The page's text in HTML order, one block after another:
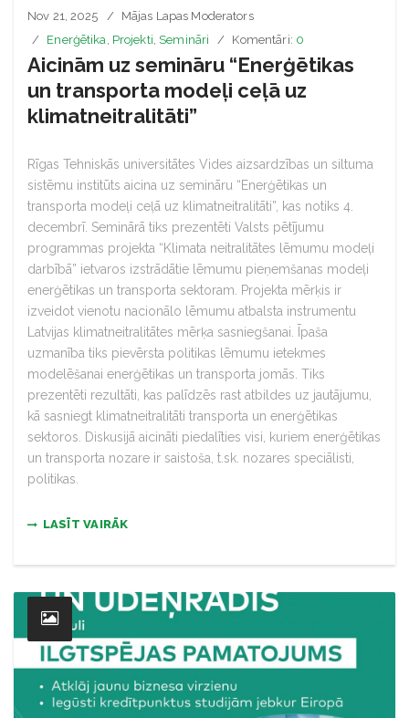
Nov 21, 2025
Mājas Lapas Moderators
Enerģētika Projekti Semināri Komentāri: 0
Aicinām uz semināru “Enerģētikas
un transporta modeļi ceļā uz
klimatneitralitāti”
Rīgas Tehniskās universitātes Vides aizsardzības un siltuma
sistēmu institūts aicina uz semināru “Enerģētikas un
transporta modeļi ceļā uz klimatneitralitāti”, kas notiks 4.
decembrī. Seminārā tiks prezentēti Valsts pētījumu
programmas projekta “Klimata neitralitātes lēmumu modeļi
darbībā” ietvaros izstrādātie lēmumu pieņemšanas modeļi
enerģētikas un transporta sektoram. Projekta mērķis ir
izveidot vienotu nacionālo lēmumu atbalsta instrumentu
Latvijas klimatneitralitātes mērķa sasniegšanai. Īpaša
uzmanība tiks pievērsta politikas lēmumu ietekmes
modelēšanai enerģētikas un transporta jomās. Tiks
prezentēti rezultāti, kas palīdzēs rast atbildes uz jautājumu,
kā sasniegt klimatneitralitāti transporta un enerģētikas
sektoros. Diskusijā aicināti piedalīties visi, kuriem enerģētikas
un transporta nozare ir saistoša, t.sk. nozares speciālisti,
politikas.
LASĪT VAIRĀK